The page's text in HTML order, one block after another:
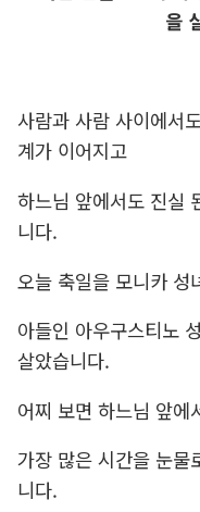
을
사람과 사람 사이에서
계가 이어지고
하느님 앞에서도 진실
니다.
오늘 축일을 모니카 성
아들인 아우구스티노
살았습니다.
어찌 보면 하느님 앞에
가장 많은 시간을 눈물
니다.